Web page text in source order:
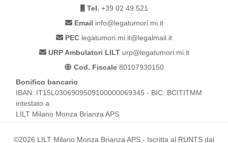
Tel. +39 02 49.521
Email info@legatumori.mi.it
PEC legatumori.mi.it@legalmail.it
URP Ambulatori LILTurp@legatumori.mi.it
Cod. Fiscale80107930150
Bonifico bancario
IBAN: IT15L0306909509100000069345 - BIC: BCITITMM
intestato a:
LILT Milano Monza Brianza APS
©2026 LILT Milano Monza Brianza APS - Iscritta al RUNTS dal